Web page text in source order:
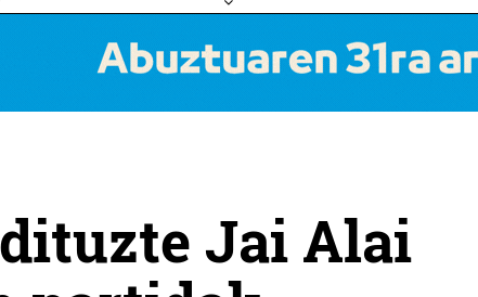
Jai Alai